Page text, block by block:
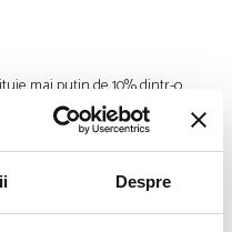
Despre
mai puțin de 10% dintr-o
11 lingurițe zaharuri dacă
experți recomandă chiar mai
zi pentru bărbați și 6 lingurițe
cutie de băutură
9 lingurițe) de zahăr.